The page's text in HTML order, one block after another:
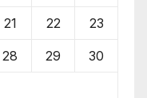
21 22 23
28 29 30